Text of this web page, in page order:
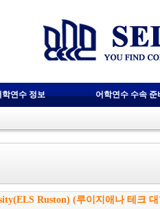
학연수 정보 어학연수 수속 준
Ruston) (루이지애나 테크